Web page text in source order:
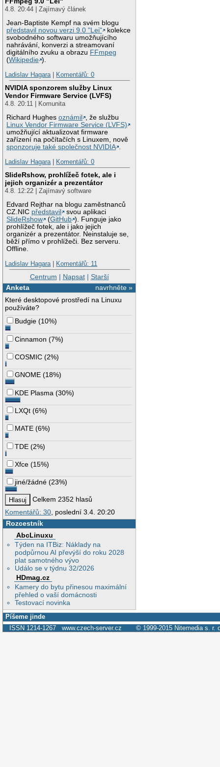
4.8. 20:44 | Zajímavý článek
Jean-Baptiste Kempf na svém blogu
představil novou verzi 9.0 "Lei"
kolekce
svobodného softwaru umožňujícího
nahrávání, konverzi a streamovaní
digitálního zvuku a obrazu FFmpeg
(Wikipedie ).
Ladislav Hagara| Komentářů: 0
NVIDIA sponzorem služby Linux
Vendor Firmware Service (LVFS)
4.8. 20:11 | Komunita
Richard Hughesoznámil
, že službu
Linux Vendor Firmware Service (LVFS)
umožňující aktualizovat firmware
zařízení na počítačích s Linuxem, nově
sponzoruje také společnost NVIDIA .
Ladislav Hagara| Komentářů: 0
SlideRshow, prohlížeč fotek, ale i
jejich organizér a prezentátor
4.8. 12:22 | Zajímavý software
Edvard Rejthar na blogu zaměstnanců
CZ.NIC představil
svou aplikaci
SlideRshow
(GitHub ). Funguje jako
prohlížeč fotek, ale i jako jejich
organizér a prezentátor. Neinstaluje se,
běží přímo v prohlížeči. Bez serveru.
Offline.
Ladislav Hagara| Komentářů: 11
Centrum | Napsat| Starší
navrhněte »
Anketa
Které desktopové prostředí na Linuxu
používáte?
Budgie (10%)
Cinnamon (7%)
COSMIC (2%)
GNOME (18%)
KDE Plasma (30%)
LXQt (6%)
MATE (6%)
TDE (2%)
Xfce (15%)
jiné/žádné (23%)
Celkem 2352 hlasů
Komentářů: 30 , poslední 3.4. 20:20
Rozcestník
AbcLinuxu
Týden na ITBiz: Náklady na
podpůrnou AI převýší do roku 2028
plat samotného vývo
Událo se v týdnu 32/2026
HDmag.cz
Kamery do bytu přinesou maximální
přehled o vaší domácnosti
Testovací novinka
Píšeme jinde
ISSN 1214-1267 www.czech-server.cz © 1999-2015 Nitemedia s. r.